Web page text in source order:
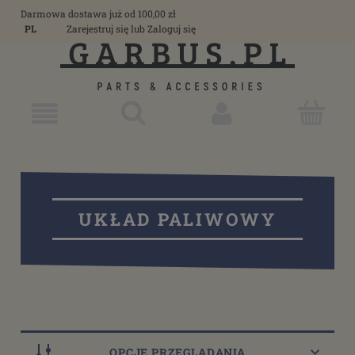
Darmowa dostawa już od 100,00 zł
PL
Zarejestruj sięlub Zaloguj się
UKŁAD PALIWOWY